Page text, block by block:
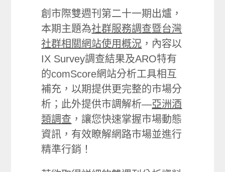
創市際雙週刊第二十一期出爐，
本期主題為社群服務調查暨台灣
社群相關網站使用概況 ，內容以
IX Survey調查結果及ARO特有
的comScore網站分析工具相互
補充，以期提供更完整的市場分
析；此外提供市調解析—亞洲酒
類調查 ，讓您快速掌握市場動態
資訊，有效瞭解網路市場並進行
精準行銷！